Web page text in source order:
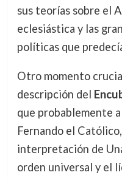
sus teorías sobre el
eclesiástica y las
políticas que
Otro momento
descripción del
que probablemente
Fernando el
interpretación de
orden universal y el